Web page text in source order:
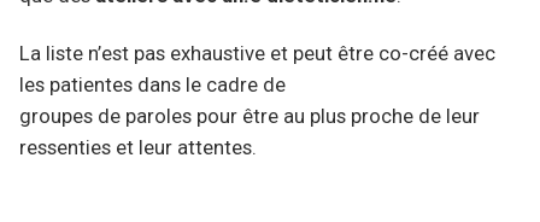
La liste n’est pas exhaustive et peut être co-créé avec
les patientes dans le cadre de
groupes de paroles pour être au plus proche de leur
ressenties et leur attentes.